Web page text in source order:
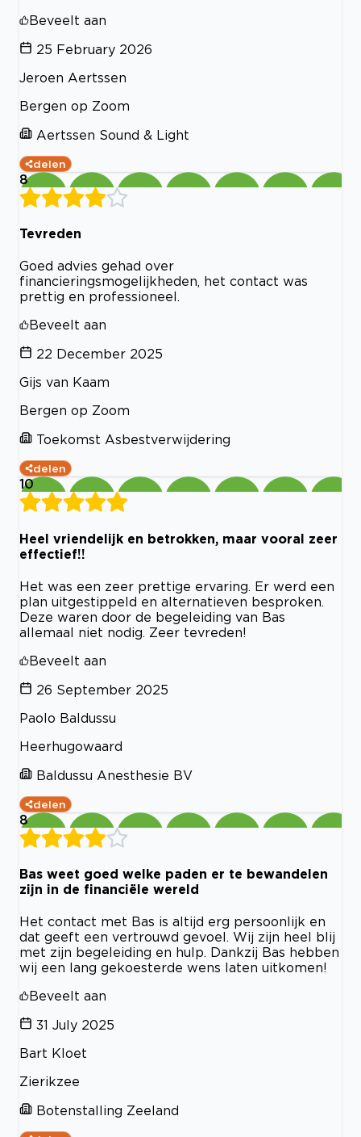
Beveelt aan
25 February 2026
Jeroen Aertssen
Bergen op Zoom
Aertssen Sound & Light
delen
8
Tevreden
Goed advies gehad over
financieringsmogelijkheden, het contact was
prettig en professioneel.
Beveelt aan
22 December 2025
Gijs van Kaam
Bergen op Zoom
Toekomst Asbestverwijdering
delen
10
Heel vriendelijk en betrokken, maar vooral zeer
effectief!!
Het was een zeer prettige ervaring. Er werd een
plan uitgestippeld en alternatieven besproken.
Deze waren door de begeleiding van Bas
allemaal niet nodig. Zeer tevreden!
Beveelt aan
26 September 2025
Paolo Baldussu
Heerhugowaard
Baldussu Anesthesie BV
delen
8
Bas weet goed welke paden er te bewandelen
zijn in de financiële wereld
Het contact met Bas is altijd erg persoonlijk en
dat geeft een vertrouwd gevoel. Wij zijn heel blij
met zijn begeleiding en hulp. Dankzij Bas hebben
wij een lang gekoesterde wens laten uitkomen!
Beveelt aan
31 July 2025
Bart Kloet
Zierikzee
Botenstalling Zeeland